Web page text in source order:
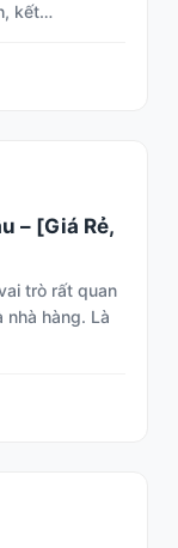
kết…
– [Giá Rẻ,
trò rất quan
nhà hàng. Là